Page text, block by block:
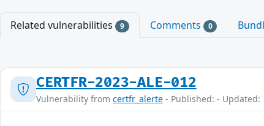
Related vulnerabilities 9 Comments 0
CERTFR-2023-ALE-012
Vulnerability from certfr_alerte - Published: - Updated: